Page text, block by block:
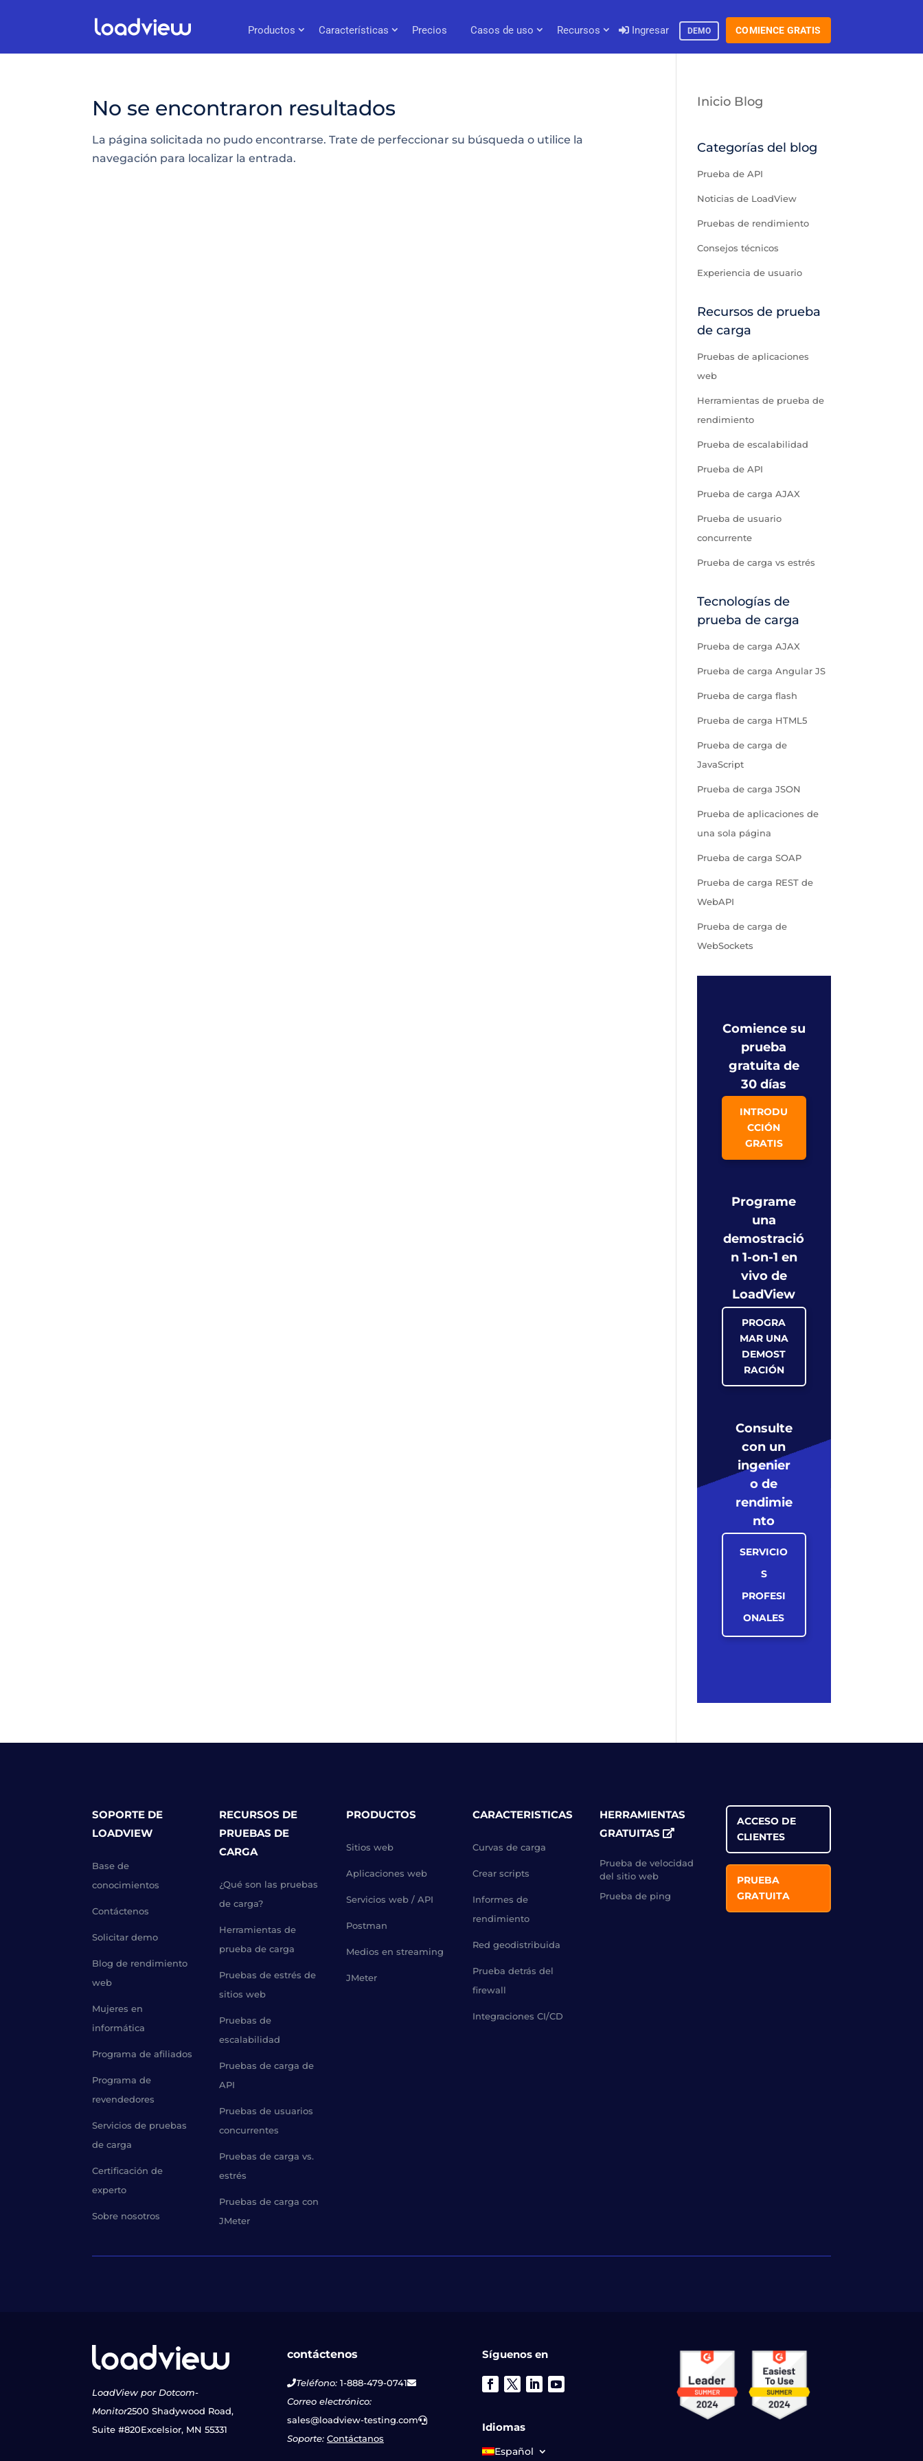
Productos Características Precios Casos de uso Recursos Ingresar DEMO COMIENCE GRATIS
No se encontraron resultados
La página solicitada no pudo encontrarse. Trate de perfeccionar su búsqueda o utilice la
navegación para localizar la entrada.
Inicio Blog
Categorías del blog
Prueba de API
Noticias de LoadView
Pruebas de rendimiento
Consejos técnicos
Experiencia de usuario
Recursos de prueba
de carga
Pruebas de aplicaciones
web
Herramientas de prueba de
rendimiento
Prueba de escalabilidad
Prueba de API
Prueba de carga AJAX
Prueba de usuario
concurrente
Prueba de carga vs estrés
Tecnologías de
prueba de carga
Prueba de carga AJAX
Prueba de carga Angular JS
Prueba de carga flash
Prueba de carga HTML5
Prueba de carga de
JavaScript
Prueba de carga JSON
Prueba de aplicaciones de
una sola página
Prueba de carga SOAP
Prueba de carga REST de
WebAPI
Prueba de carga de
WebSockets
Comience su
prueba
gratuita de
30 días
INTRODU
CCIÓN
GRATIS
Programe
una
demostració
n 1-on-1 en
vivo de
LoadView
PROGRA
MAR UNA
DEMOST
RACIÓN
Consulte
con un
ingenier
o de
rendimie
nto
SERVICIO
S
PROFESI
ONALES
SOPORTE DE
LOADVIEW
Base de
conocimientos
Contáctenos
Solicitar demo
Blog de rendimiento
web
Mujeres en
informática
Programa de afiliados
Programa de
revendedores
Servicios de pruebas
de carga
Certificación de
experto
Sobre nosotros
RECURSOS DE
PRUEBAS DE
CARGA
¿Qué son las pruebas
de carga?
Herramientas de
prueba de carga
Pruebas de estrés de
sitios web
Pruebas de
escalabilidad
Pruebas de carga de
API
Pruebas de usuarios
concurrentes
Pruebas de carga vs.
estrés
Pruebas de carga con
JMeter
PRODUCTOS
Sitios web
Aplicaciones web
Servicios web / API
Postman
Medios en streaming
JMeter
CARACTERISTICAS
Curvas de carga
Crear scripts
Informes de
rendimiento
Red geodistribuida
Prueba detrás del
firewall
Integraciones CI/CD
HERRAMIENTAS
GRATUITAS
Prueba de velocidad
del sitio web
Prueba de ping
ACCESO DE
CLIENTES
PRUEBA
GRATUITA
LoadView por Dotcom-
Monitor2500 Shadywood Road,
Suite #820Excelsior, MN 55331
contáctenos
Teléfono:1-888-479-0741
Correo electrónico:
sales@loadview-testing.com
Soporte: Contáctanos
Síguenos en
Idiomas
Español